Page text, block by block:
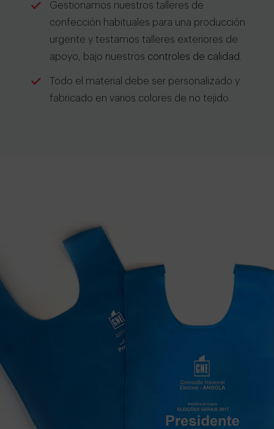
Gestionamos nuestros talleres de
confección habituales para una producción
urgente y testamos talleres exteriores de
apoyo, bajo nuestros controles de calidad.
Todo el material debe ser personalizado y
fabricado en varios colores de no tejido.